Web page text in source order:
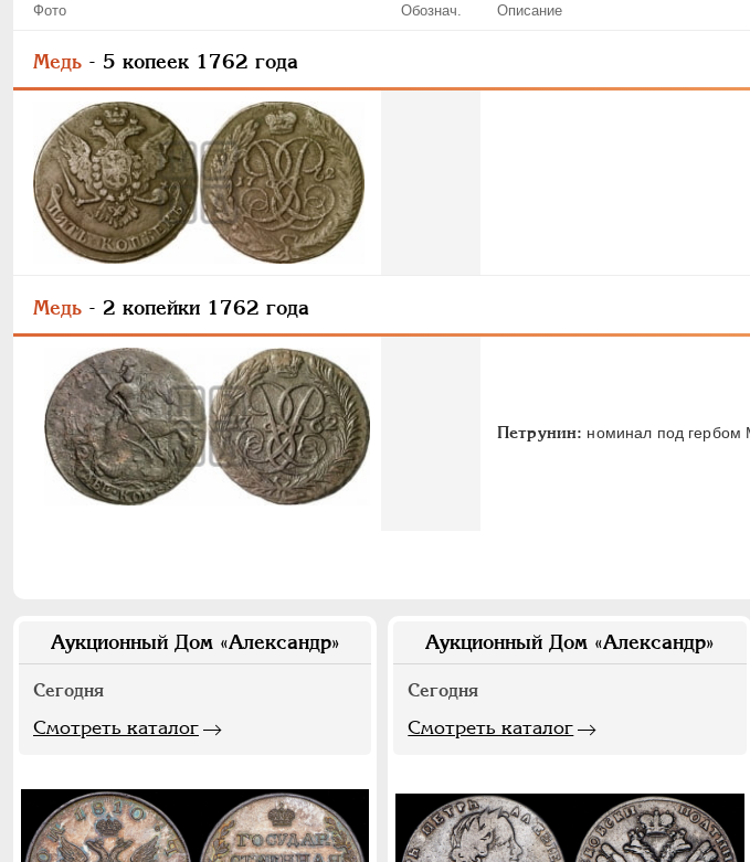
Фото Обознач. Описание
Медь - 5 копеек 1762 года
Медь - 2 копейки 1762 года
Петрунин: номинал под гербом
Аукционный Дом «Александр»
Сегодня
Смотреть каталог
Аукционный Дом «Александр»
Сегодня
Смотреть каталог